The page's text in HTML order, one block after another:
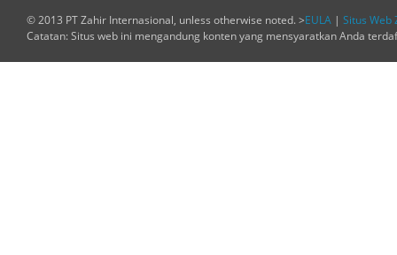
© 2013 PT Zahir Internasional, unless otherwise noted. >EULA | Situs Web
Catatan: Situs web ini mengandung konten yang mensyaratkan Anda